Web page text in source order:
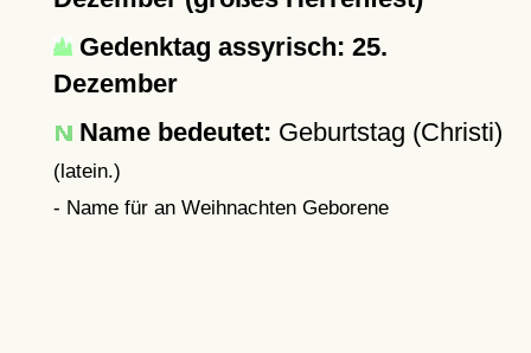
Gedenktag assyrisch: 25.
Dezember
Name bedeutet: Geburtstag (Christi)
(latein.)
- Name für an Weihnachten Geborene